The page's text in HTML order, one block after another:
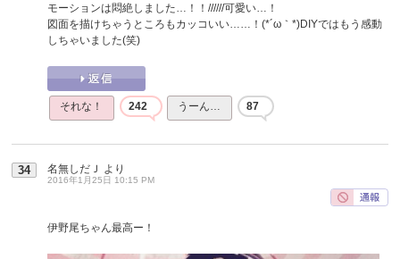
モーションは悶絶しました…！！//////可愛い…！
図面を描けちゃうところもカッコいい……！(*´ω｀*)DIYではもう感動
しちゃいました(笑)
それな！ 242 うーん… 87
34 名無しだＪ より
2016年1月25日 10:15 PM
伊野尾ちゃん最高ー！